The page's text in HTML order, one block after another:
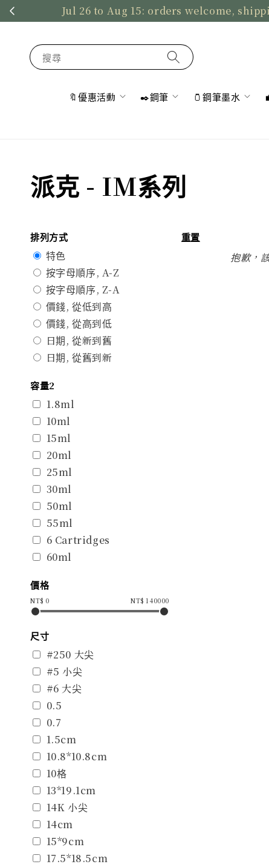
Jul 26 to Aug 15: orders welcome,
搜尋
🔖優惠活動 ✒️鋼筆 🫙鋼筆墨水
派克 - IM系列
排列方式 重置
特色
按字母順序, A-Z
按字母順序, Z-A
價錢, 從低到高
價錢, 從高到低
日期, 從新到舊
日期, 從舊到新
容量2
1.8ml
10ml
15ml
20ml
25ml
30ml
50ml
55ml
6 Cartridges
60ml
價格
NT$ 0 NT$140000
尺寸
#250 大尖
#5 小尖
#6 大尖
0.5
0.7
1.5cm
10.8*10.8cm
10格
13*19.1cm
14K 小尖
14cm
15*9cm
17.5*18.5cm
抱歉，